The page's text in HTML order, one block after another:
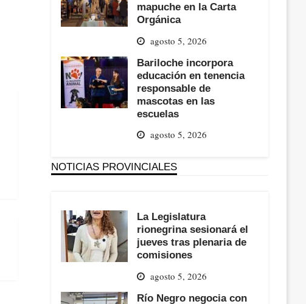
mapuche en la Carta
Orgánica
agosto 5, 2026
Bariloche incorpora
educación en tenencia
responsable de
mascotas en las
escuelas
agosto 5, 2026
NOTICIAS PROVINCIALES
La Legislatura
rionegrina sesionará el
jueves tras plenaria de
comisiones
agosto 5, 2026
Río Negro negocia con